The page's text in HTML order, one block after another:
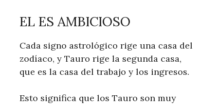
EL ES AMBICIOSO
Cada signo astrológico rige una casa del
zodíaco, y Tauro rige la segunda casa,
que es la casa del trabajo y los ingresos.
Esto significa que los Tauro son muy